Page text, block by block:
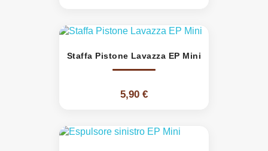
Staffa Pistone Lavazza EP Mini
5,90 €